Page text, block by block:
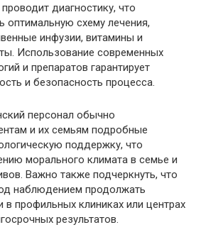
диагностику, что
оптимальную схему лечения,
инфузии, витамины и
Использование современных
и препаратов гарантирует
и безопасность процесса.
персонал обычно
и их семьям подробные
поддержку, что
морального климата в семье и
Важно также подчеркнуть, что
наблюдением продолжать
в профильных клиниках или центрах
результатов.